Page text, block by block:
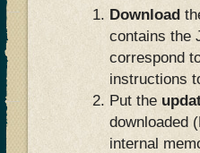
Download
contains the
correspond
instructions
Put the
downloaded
internal